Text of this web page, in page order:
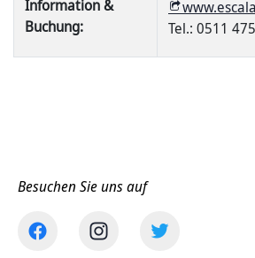
Information &
Buchung:
Tel.: 0511
Besuchen Sie uns auf